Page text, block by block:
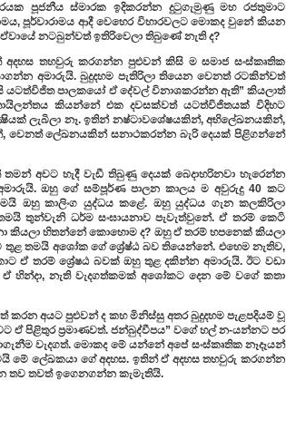
පූජනීය ස්මාරක ඉදිකරන්න දුටුගැමුණු මහ රජතුමාට
පූර්වාරාමය ආදී වෙහෙර විහාරවලට මොකද වුනේ කියන
නටබුන්වත් ඉතිරිවෙලා තිබුණේ නැති ද?
අදහස තහවුරු කරගන්න පුළුවන් කිසි ම සමාජ සංස්කෘතික
අමාරුයි. බුදුදහම පැතිරිලා තියෙන වෙනත් රටකින්වත්
යටත්විජිත පාලකයෝ ඒ දේවල් විනාශකරන්න ඇති” කියලාත්
කියන්නේ එක දවසක්වත් යටත්විජිතයක් විදිහට
ලැබිලා නෑ. ඉතින් නෂ්ටාවශේෂයකින්, අභිලේඛනයකින්,
වෙනත් ලේඛනයකින් සනාථකරන්න බැරි දෙයක් පිළිගන්නේ
අවට හැදී වැඩී තිබුණු දෙයක් බෙදාහරිනවා හැරෙන්න
ඔහු ගේ සම්පූර්ණ පාලන කාලය ම අවුරුදු 40 කට
ඔහු කාලිංග යුද්ධය කළේ. ඔහු යුද්ධය ගැන කලකිරිලා
තුන්වැනි ධර්ම සංඝායනාව පැවැත්වුනේ. ඒ තරම් කෙටි
කියලා හිතන්නේ කොහොම ද? ඔහු ඒ තරම් හපනෙක් කියලා
තමයි අශෝක ගේ ශ්‍රේෂ්ඨ බව තියෙන්නේ. එහෙම නැතිව,
ඒ තරම් ශ්‍රේෂඨ බවක් ඔහු තුළ දකින්න අමාරුයි. ඊට වඩා
හින්දා, නැති වැදගත්කමක් අශෝකට දෙන මේ වගේ කතා
කරන අයට පුළුවන් ද කහ මිනිස්සු අතර බුදුදහම පැළපදියම් වූ
පිළිතුර ප්‍රමාණවත්. ජන්බුද්වීපය” වගේ හල් න-යන්නට පර
වැදගත්. මොකද මේ යන්නේ අපේ සංස්කෘතික නෑදෑයන්
මේ ලේඛකයා ගේ අදහස. ඉතින් ඒ අදහස තහවුරු කරගන්න
තව තවත් ඉගෙනගන්න කැමැතියි.